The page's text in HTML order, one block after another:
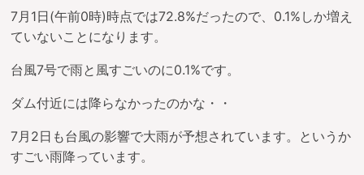
7月1日(午前0時)時点では72.8%だったので、0.1%しか増え
ていないことになります。
台風7号で雨と風すごいのに0.1%です。
ダム付近には降らなかったのかな・・
7月2日も台風の影響で大雨が予想されています。というか
すごい雨降っています。